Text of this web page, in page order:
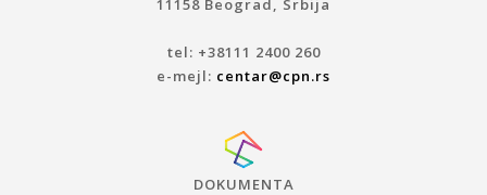
11158 Beograd, Srbija
tel: +38111 2400 260
e-mejl: centar@cpn.rs
DOKUMENTA